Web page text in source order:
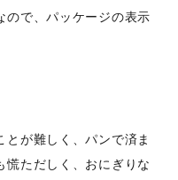
ので、パッケージの表示
が難しく、パンで済ま
慌ただしく、おにぎりな